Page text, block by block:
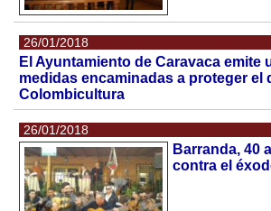
26/01/2018
El Ayuntamiento de Caravaca emite
medidas encaminadas a proteger el
Colombicultura
26/01/2018
Barranda, 40
contra el